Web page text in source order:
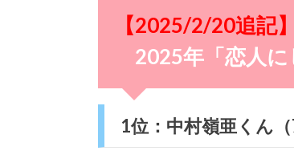
【2025/2/20追記】
2025年「恋人に
1位：中村嶺亜くん